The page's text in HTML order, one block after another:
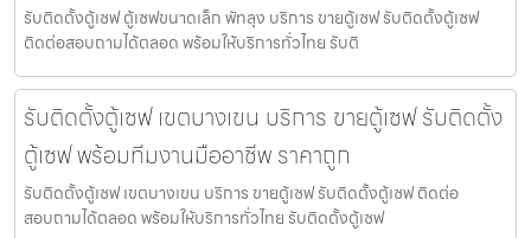
รับติดตั้งตู้เซฟ ตู้เซฟขนาดเล็ก พัทลุง บริการ ขายตู้เซฟ รับติดตั้งตู้เซฟ
ติดต่อสอบถามได้ตลอด พร้อมให้บริการทั่วไทย รับติ
รับติดตั้งตู้เซฟ เขตบางเขน บริการ ขายตู้เซฟ รับติดตั้ง
ตู้เซฟ พร้อมทีมงานมืออาชีพ ราคาถูก
รับติดตั้งตู้เซฟ เขตบางเขน บริการ ขายตู้เซฟ รับติดตั้งตู้เซฟ ติดต่อ
สอบถามได้ตลอด พร้อมให้บริการทั่วไทย รับติดตั้งตู้เซฟ